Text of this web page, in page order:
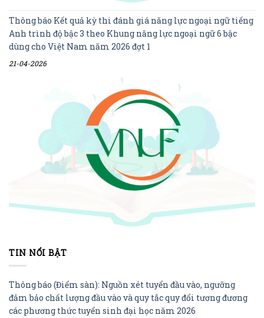
Thông báo Kết quả kỳ thi đánh giá năng lực ngoại ngữ tiếng
Anh trình độ bậc 3 theo Khung năng lực ngoại ngữ 6 bậc
dùng cho Việt Nam năm 2026 đợt 1
21-04-2026
TIN NỔI BẬT
Thông báo (Điểm sàn): Nguồn xét tuyển đầu vào, ngưỡng
đảm bảo chất lượng đầu vào và quy tắc quy đổi tương đương
các phương thức tuyển sinh đại học năm 2026